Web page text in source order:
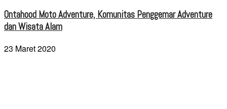
Ontahood Moto Adventure, Komunitas Penggemar Adventure
dan Wisata Alam
23 Maret 2020